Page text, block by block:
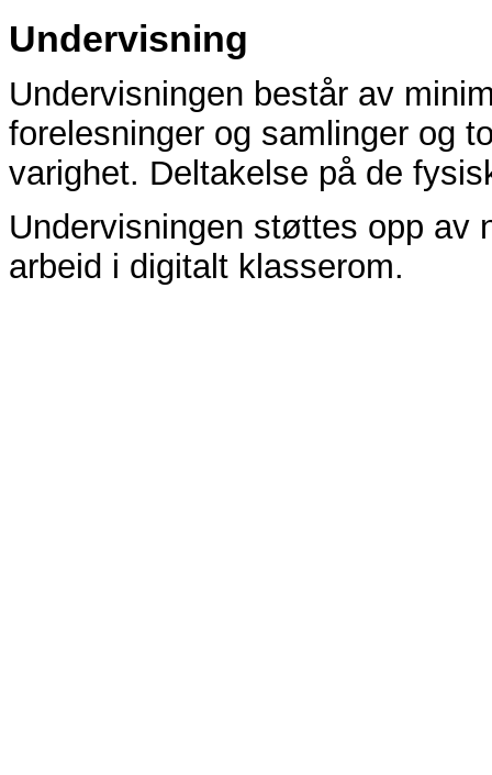
Undervisning
Undervisningen består av
forelesninger og samlinger og
varighet. Deltakelse på de
Undervisningen støttes opp av
arbeid i digitalt klasserom.